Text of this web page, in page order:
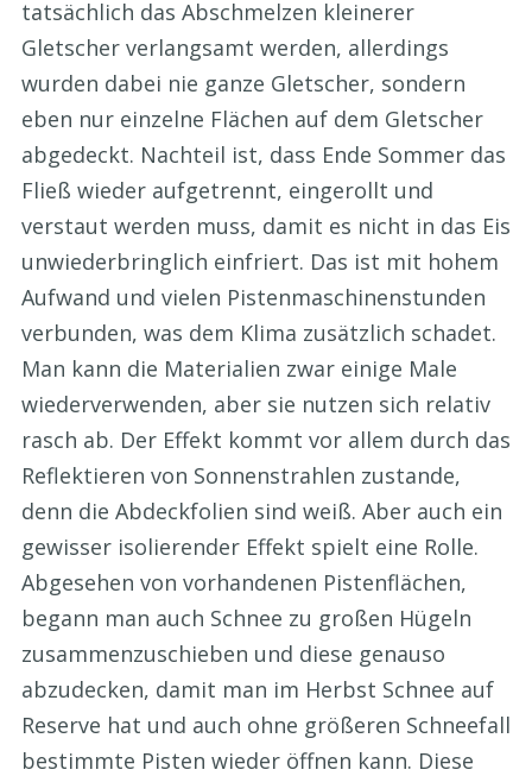
tatsächlich das Abschmelzen kleinerer
Gletscher verlangsamt werden, allerdings
wurden dabei nie ganze Gletscher, sondern
eben nur einzelne Flächen auf dem Gletscher
abgedeckt. Nachteil ist, dass Ende Sommer das
Fließ wieder aufgetrennt, eingerollt und
verstaut werden muss, damit es nicht in das Eis
unwiederbringlich einfriert. Das ist mit hohem
Aufwand und vielen Pistenmaschinenstunden
verbunden, was dem Klima zusätzlich schadet.
Man kann die Materialien zwar einige Male
wiederverwenden, aber sie nutzen sich relativ
rasch ab. Der Effekt kommt vor allem durch das
Reflektieren von Sonnenstrahlen zustande,
denn die Abdeckfolien sind weiß. Aber auch ein
gewisser isolierender Effekt spielt eine Rolle.
Abgesehen von vorhandenen Pistenflächen,
begann man auch Schnee zu großen Hügeln
zusammenzuschieben und diese genauso
abzudecken, damit man im Herbst Schnee auf
Reserve hat und auch ohne größeren Schneefall
bestimmte Pisten wieder öffnen kann. Diese